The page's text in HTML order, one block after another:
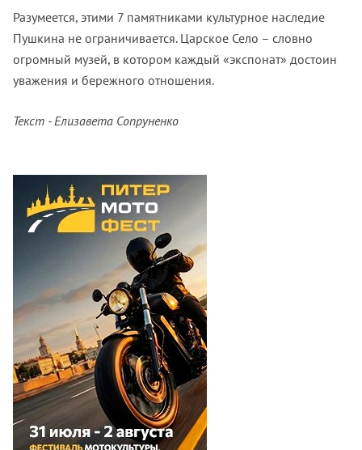
Разумеется, этими 7 памятниками культурное наследие
Пушкина не ограничивается. Царское Село – словно
огромный музей, в котором каждый «экспонат» достоин
уважения и бережного отношения.
Текст - Елизавета Сопруненко